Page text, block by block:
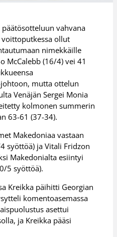
vahvana
ollut
nimekkäille
McCalebb (16/4) vei 41
mutta ottelun
Venäjän Sergei Monia
kolmonen summerin
63-61 (37-34).
Makedoniaa vastaan
syöttöä) ja Vitali Fridzon
Makedonialta esiintyi
5 syöttöä).
Kreikka päihitti Georgian
komentoasemassa
asettui
ja Kreikka pääsi